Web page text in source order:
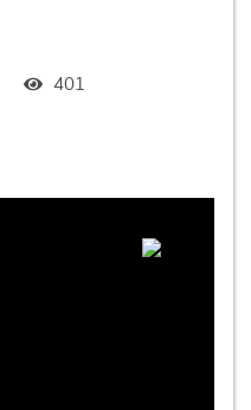
401